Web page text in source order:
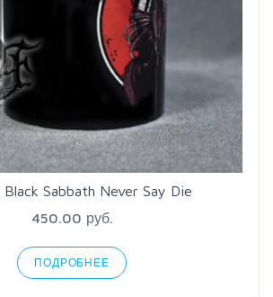
Black Sabbath Never Say Die
450.00 руб.
ПОДРОБНЕЕ